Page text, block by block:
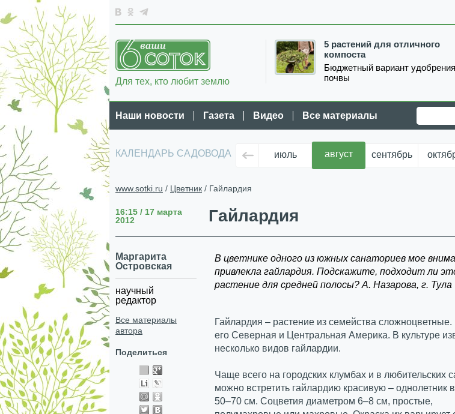
5 растений для отличного
компоста
Бюджетный вариант удобрения
почвы
Для тех, кто любит землю
Наши новости Газета Видео Все материалы
КАЛЕНДАРЬ САДОВОДА июль август сентябрь
www.sotki.ru / Цветник / Гайлардия
16:15 / 17 марта
2012
Гайлардия
Маргарита
Островская
научный
редактор
Все материалы
автора
Поделиться
В цветнике одного из южных санаториев мое
привлекла гайлардия. Подскажите, подходит ли
растение для средней полосы? А. Назарова, г. Тула
Гайлардия – растение из семейства сложноцветные.
его Северная и Центральная Америка. В культуре
несколько видов гайлардии.
Чаще всего на городских клумбах и в любительских
можно встретить гайлардию красивую – однолетник
50–70 см. Соцветия диаметром 6–8 см, простые,